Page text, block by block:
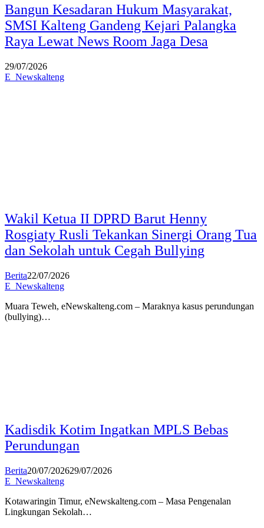
Bangun Kesadaran Hukum Masyarakat,
SMSI Kalteng Gandeng Kejari Palangka
Raya Lewat News Room Jaga Desa
29/07/2026
E_Newskalteng
Wakil Ketua II DPRD Barut Henny
Rosgiaty Rusli Tekankan Sinergi Orang Tua
dan Sekolah untuk Cegah Bullying
Berita22/07/2026
E_Newskalteng
Muara Teweh, eNewskalteng.com – Maraknya kasus perundungan
(bullying)…
Kadisdik Kotim Ingatkan MPLS Bebas
Perundungan
Berita20/07/202629/07/2026
E_Newskalteng
Kotawaringin Timur, eNewskalteng.com – Masa Pengenalan
Lingkungan Sekolah…